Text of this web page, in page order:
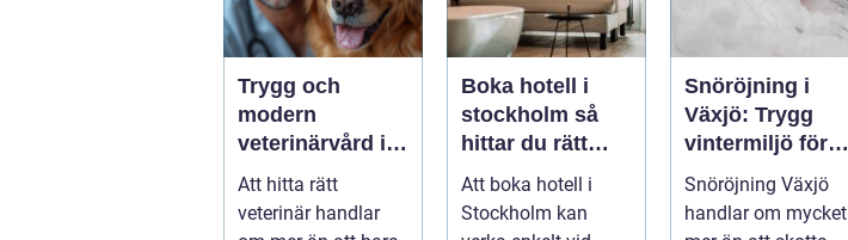
Trygg och
modern
veterinärvård i
sollentuna med
omnejd
Att hitta rätt
veterinär handlar
Boka hotell i
stockholm så
hittar du rätt
boende för din
vistelse
Att boka hotell i
Stockholm kan
Snöröjning i
Växjö: Trygg
vintermiljö för
både privat och
företag
Snöröjning Växjö
handlar om mycket